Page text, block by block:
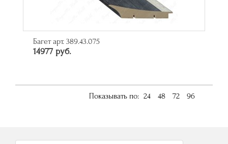
Багет арт. 389.43.075
14977 руб.
Показывать по: 24 48 72 96